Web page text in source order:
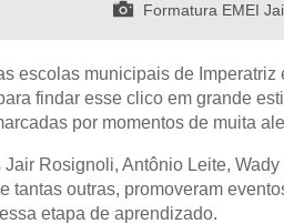
Formatura EMEI
escolas municipais de
findar esse clico em grande
por momentos de muita
Rosignoli, Antônio Leite,
tantas outras, promoveram
etapa de aprendizado.